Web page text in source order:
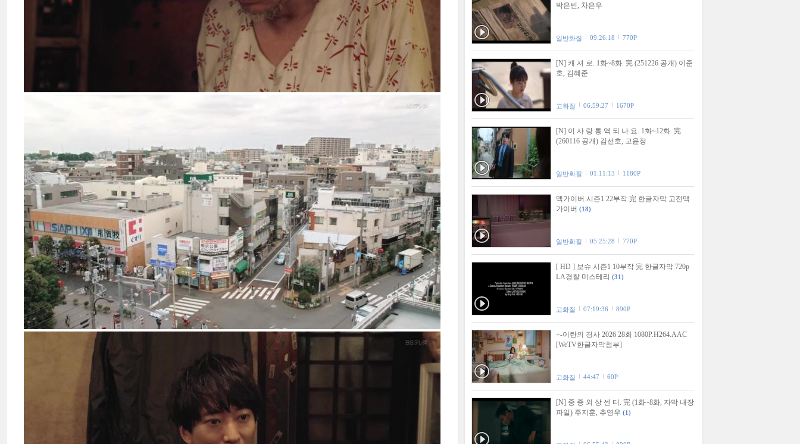
박은빈, 차은우
일반화질 09:26:18 770P
[N] 캐 셔 로. 1화~8화. 完 (251226 공개) 이준
호, 김혜준
고화질 06:59:27 1670P
[N] 이 사 랑 통 역 되 나 요. 1화~12화. 完
(260116 공개) 김선호, 고윤정
일반화질 01:11:13 1180P
맥가이버 시즌1 22부작 完 한글자막 고전맥
가이버 (18)
일반화질 05:25:28 770P
[ HD ] 보슈 시즌1 10부작 完 한글자막 720p
LA경찰 미스테리 (31)
고화질 07:19:36 890P
+-이란의 경사 2026 28회 1080P.H264.AAC
[WeTV한글자막첨부]
고화질 44:47 60P
[N] 중 증 외 상 센 터. 完 (1화~8화, 자막 내장
파일) 주지훈, 추영우 (1)